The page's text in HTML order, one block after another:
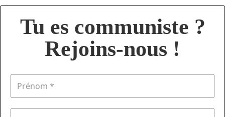
Tu es communiste ?
Rejoins-nous !